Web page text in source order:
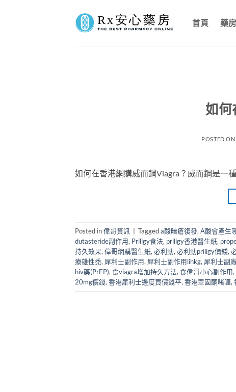
首頁 藥
如何
POSTED ON
如何在香港網購威而鋼Viagra？威而鋼是一
Posted in偉哥資訊 Taggeda酸暗瘡復發, A酸會產生
dutasteride副作用, Priligy食法, priligy香港醫生紙,
持久效果, 偉哥網購醫生紙, 必利勁, 必利勁priligy價錢,
療雄性禿, 犀利士副作用, 犀利士副作用lihkg, 犀利士副
hiv藥(PrEP), 食viagra增加持久方法, 食偉哥小心副作用,
20mg價錢, 香港犀利士邊度買價錢平, 香港睪固酮啫喱,